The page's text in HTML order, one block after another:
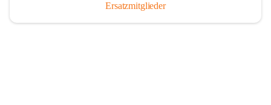
Ersatzmitglieder